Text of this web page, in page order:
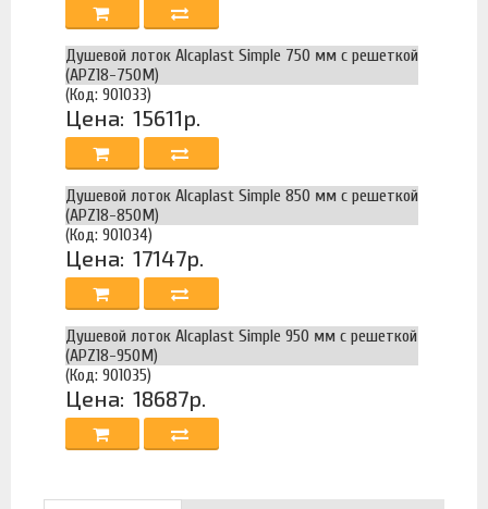
Душевой лоток Alcaplast Simple 750 мм с решеткой
(APZ18-750M)
(Код: 901033)
Цена: 15611р.
Душевой лоток Alcaplast Simple 850 мм с решеткой
(APZ18-850M)
(Код: 901034)
Цена: 17147р.
Душевой лоток Alcaplast Simple 950 мм с решеткой
(APZ18-950M)
(Код: 901035)
Цена: 18687р.